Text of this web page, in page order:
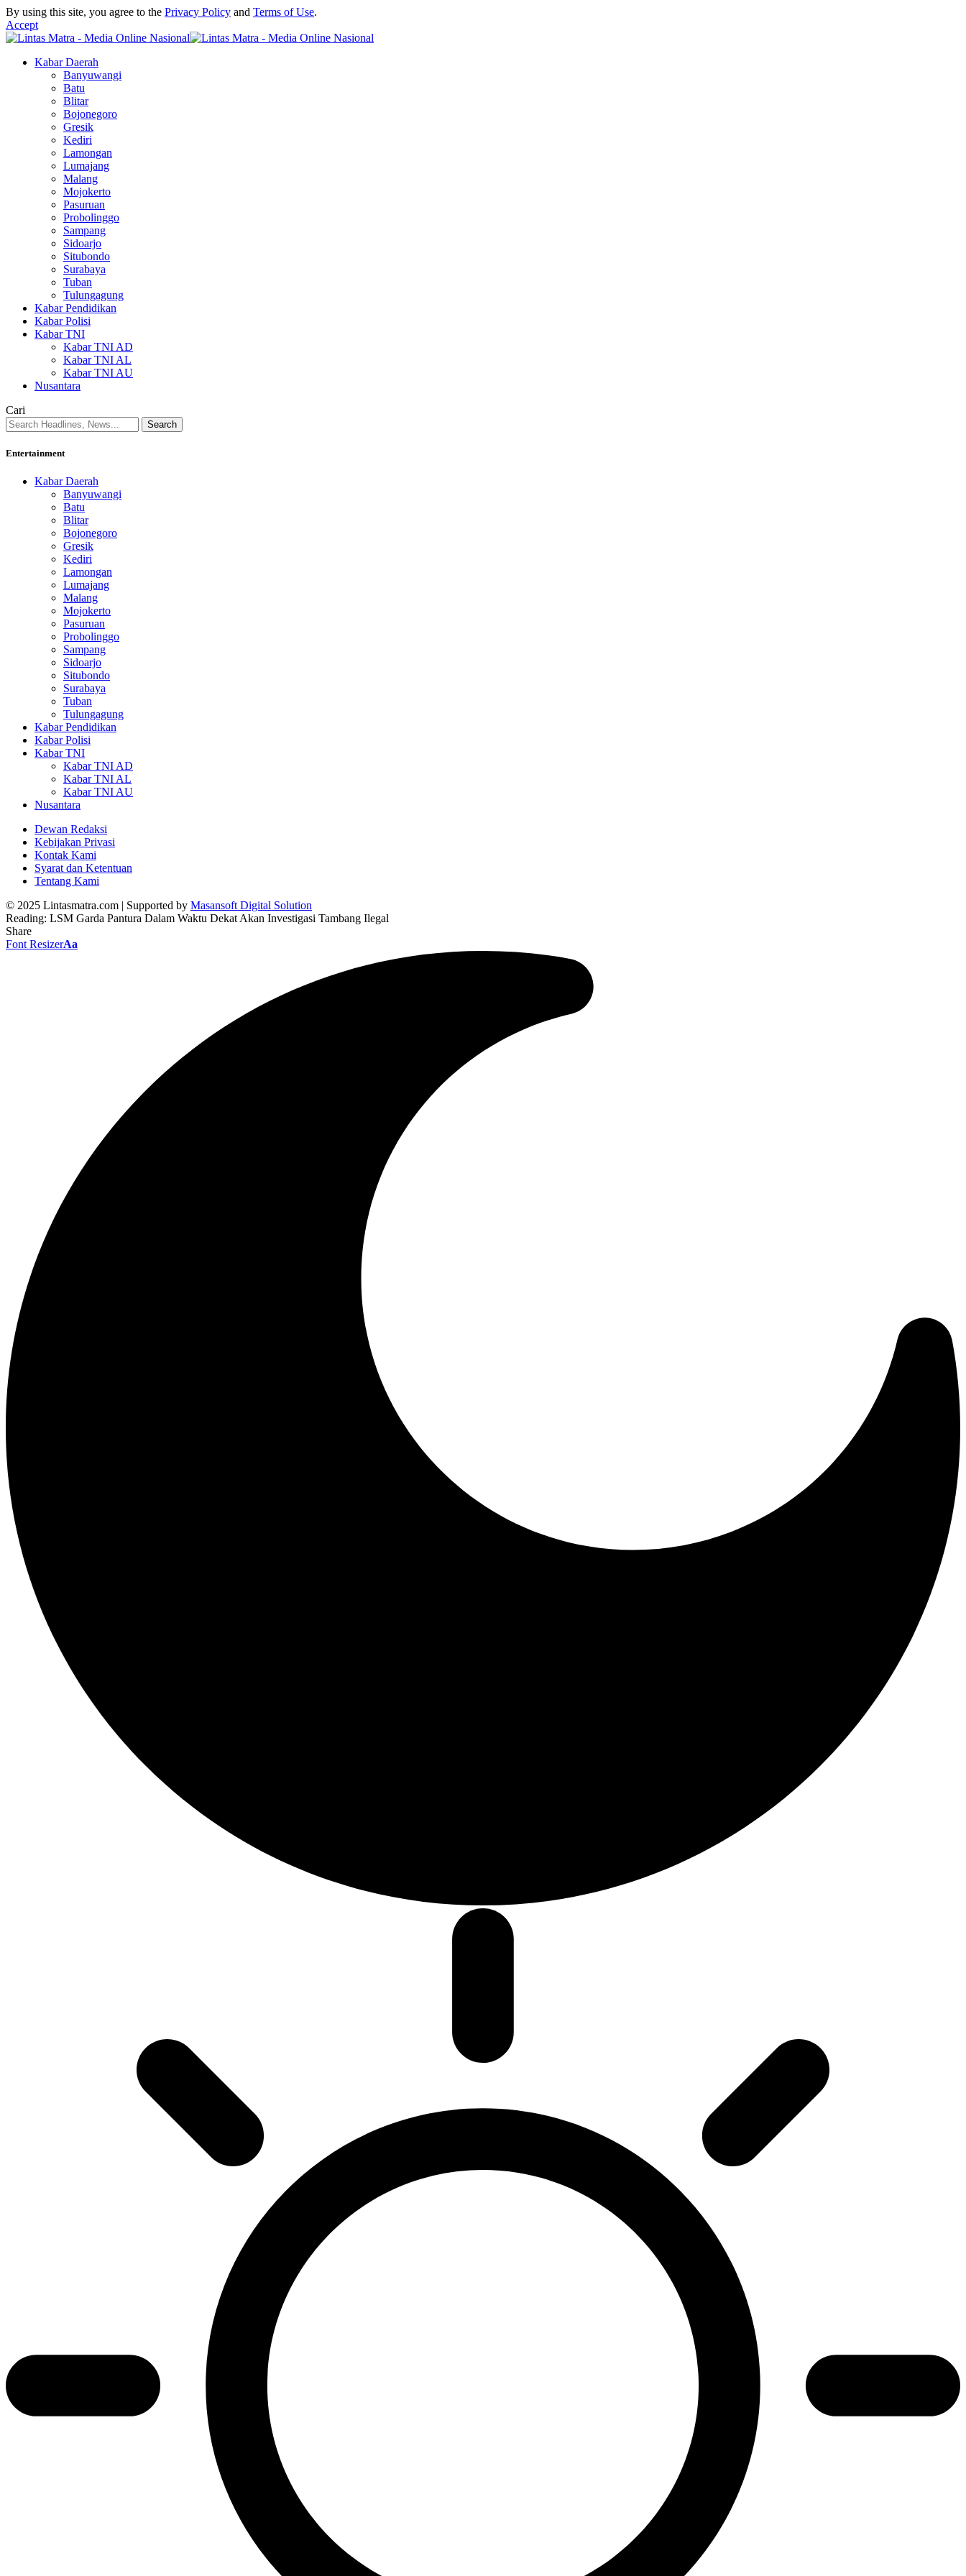
By using this site, you agree to the Privacy Policy and Terms of Use.
Accept
Kabar Daerah
Banyuwangi
Batu
Blitar
Bojonegoro
Gresik
Kediri
Lamongan
Lumajang
Malang
Mojokerto
Pasuruan
Probolinggo
Sampang
Sidoarjo
Situbondo
Surabaya
Tuban
Tulungagung
Kabar Pendidikan
Kabar Polisi
Kabar TNI
Kabar TNI AD
Kabar TNI AL
Kabar TNI AU
Nusantara
Cari
Entertainment
Kabar Daerah
Banyuwangi
Batu
Blitar
Bojonegoro
Gresik
Kediri
Lamongan
Lumajang
Malang
Mojokerto
Pasuruan
Probolinggo
Sampang
Sidoarjo
Situbondo
Surabaya
Tuban
Tulungagung
Kabar Pendidikan
Kabar Polisi
Kabar TNI
Kabar TNI AD
Kabar TNI AL
Kabar TNI AU
Nusantara
Dewan Redaksi
Kebijakan Privasi
Kontak Kami
Syarat dan Ketentuan
Tentang Kami
© 2025 Lintasmatra.com | Supported by Masansoft Digital Solution
Reading: LSM Garda Pantura Dalam Waktu Dekat Akan Investigasi Tambang Ilegal
Share
Font ResizerAa